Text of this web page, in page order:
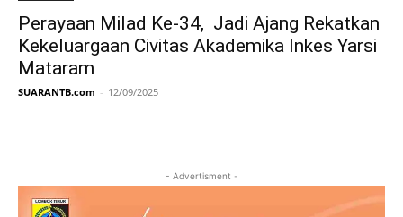
Perayaan Milad Ke-34, Jadi Ajang Rekatkan
Kekeluargaan Civitas Akademika Inkes Yarsi
Mataram
SUARANTB.com - 12/09/2025
- Advertisment -